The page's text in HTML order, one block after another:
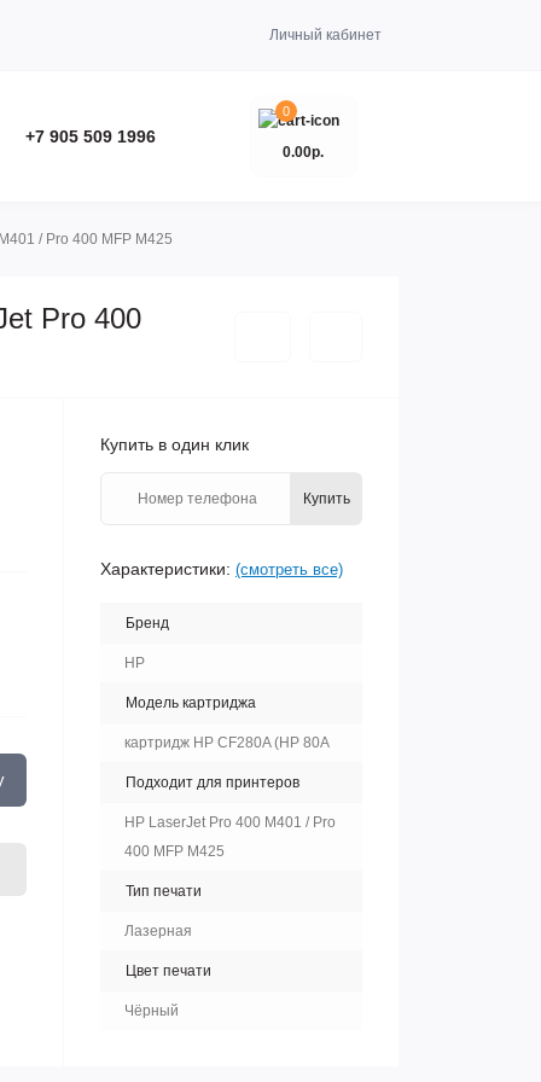
Личный кабинет
+7 905 509 1996
0
0.00р.
/ Pro 400 MFP M425
Pro 400
Купить в один клик
Купить
Характеристики: (смотреть все)
Бренд
HP
Модель картриджа
картридж HP CF280A (HP 80A
Подходит для принтеров
HP LaserJet Pro 400 M401 / Pro
400 MFP M425
Тип печати
Лазерная
Цвет печати
Чёрный